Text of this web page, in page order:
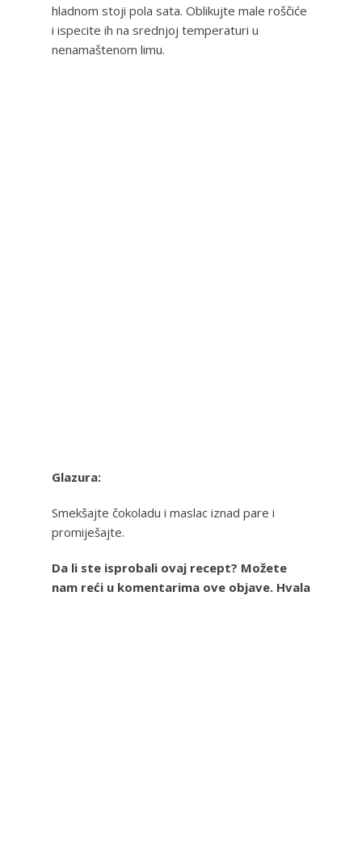
hladnom stoji pola sata. Oblikujte male roščiće
i ispecite ih na srednjoj temperaturi u
nenamaštenom limu.
Glazura:
Smekšajte čokoladu i maslac iznad pare i
promiješajte.
Da li ste isprobali ovaj recept? Možete
nam reći u komentarima ove objave. Hvala